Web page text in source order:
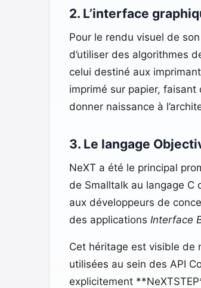
2. L’interface
Pour le rendu visuel de
d’utiliser des algorithmes
celui destiné aux
imprimé sur papier,
donner naissance à
3. Le langage
NeXT a été le principal
de Smalltalk au langage C
aux développeurs de
des applications Interface
Cet héritage est visible de
utilisées au sein des API
explicitement